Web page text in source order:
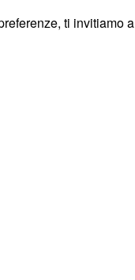
ti invitiamo a